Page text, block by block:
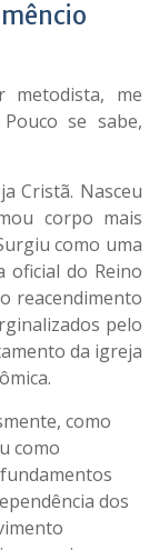
metodista, me
se sabe,
Cristã. Nasceu
corpo mais
como uma
oficial do Reino
reacendimento
pelo
da igreja
como
como
dos